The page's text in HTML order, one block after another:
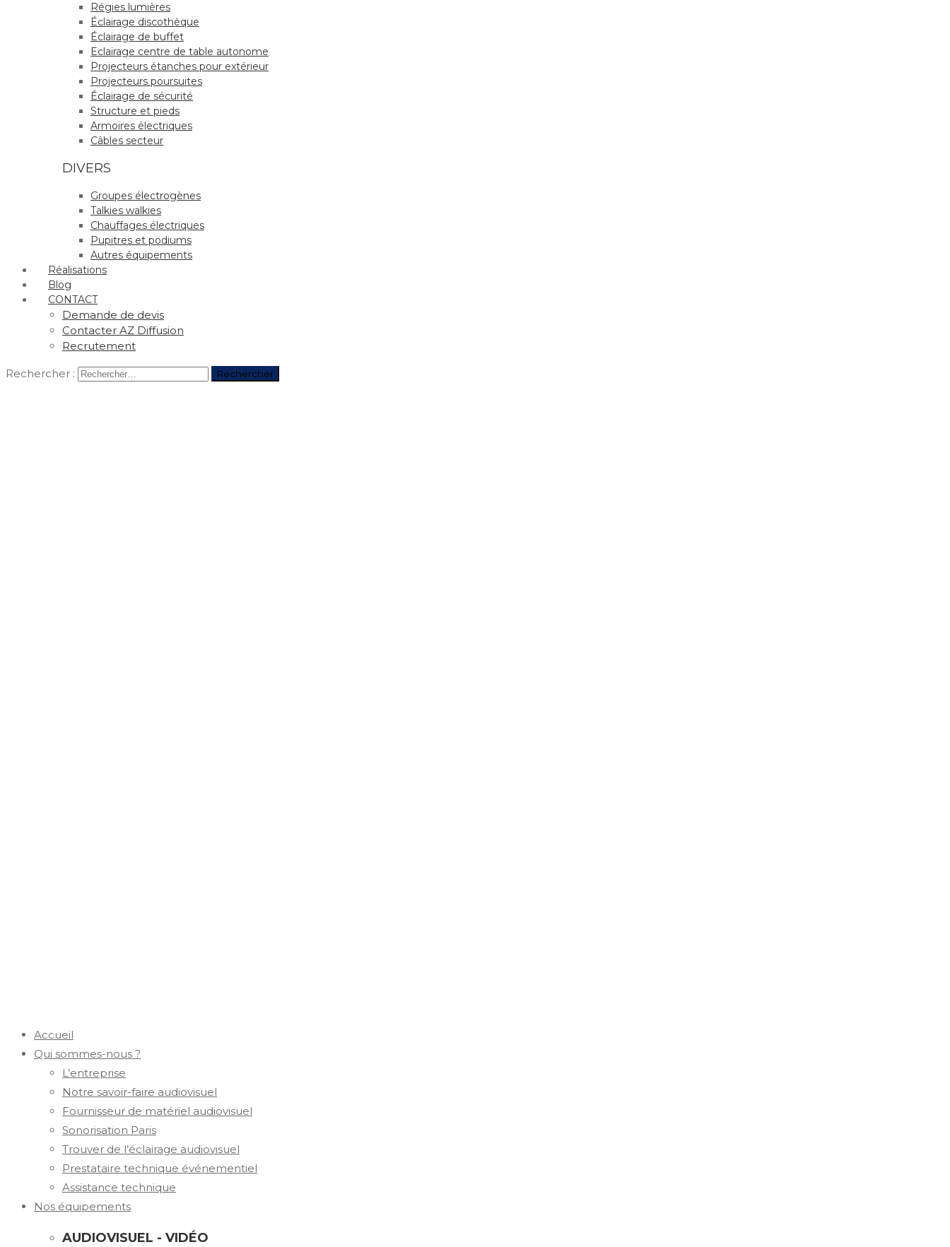
Régies lumières
Éclairage discothèque
Éclairage de buffet
Eclairage centre de table autonome
Projecteurs étanches pour extérieur
Projecteurs poursuites
Éclairage de sécurité
Structure et pieds
Armoires électriques
Câbles secteur
DIVERS
Groupes électrogènes
Talkies walkies
Chauffages électriques
Pupitres et podiums
Autres équipements
Réalisations
Blog
CONTACT
Demande de devis
Contacter AZ Diffusion
Recrutement
Rechercher :
Accueil
Qui sommes-nous ?
L’entreprise
Notre savoir-faire audiovisuel
Fournisseur de matériel audiovisuel
Sonorisation Paris
Trouver de l’éclairage audiovisuel
Prestataire technique événementiel
Assistance technique
Nos équipements
AUDIOVISUEL - VIDÉO